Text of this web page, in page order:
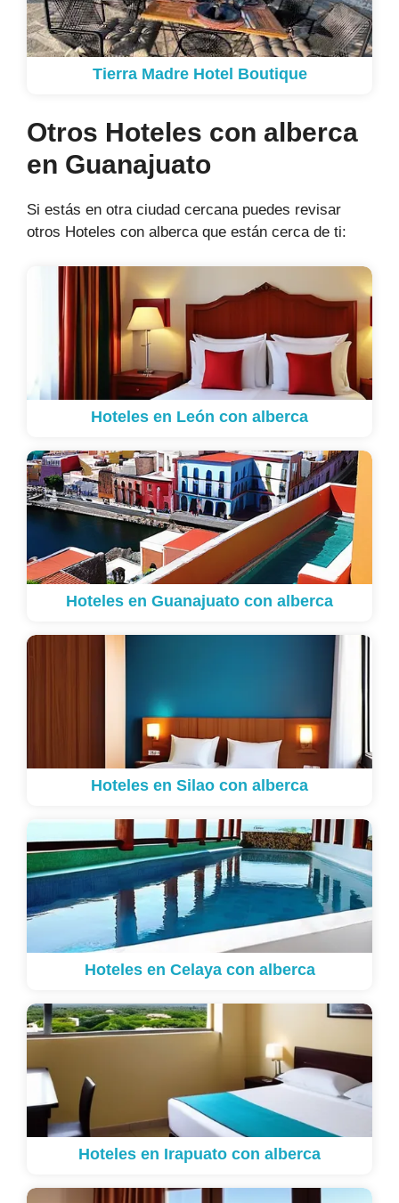
Tierra Madre Hotel Boutique
Otros Hoteles con alberca
en Guanajuato
Si estás en otra ciudad cercana puedes revisar
otros Hoteles con alberca que están cerca de ti:
Hoteles en León con alberca
Hoteles en Guanajuato con alberca
Hoteles en Silao con alberca
Hoteles en Celaya con alberca
Hoteles en Irapuato con alberca